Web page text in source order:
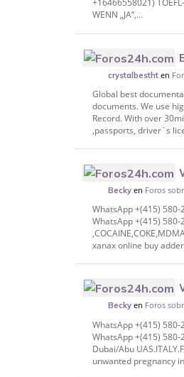
+16466558021)
WENN „JA“,...
card,Residence
crystalbestht en
Global best
documents. We use
Record. With over
,passports, driver´s
DUBAI%
Becky en Foros
WhatsApp +(415) 580-
WhatsApp +(415) 580-
xanax online buy
DUBAI%
Becky en Foros
WhatsApp +(415) 580-
WhatsApp +(415)
Dubai/Abu
unwanted pregnancy